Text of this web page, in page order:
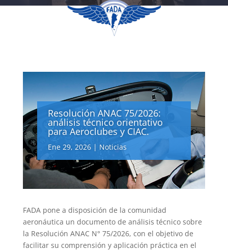
Resolución ANAC 75/2026:
análisis técnico orientativo
para Aeroclubes y CIAC.
Ene 29, 2026 |Noticias
FADA pone a disposición de la comunidad
aeronáutica un documento de análisis técnico sobre
la Resolución ANAC N° 75/2026, con el objetivo de
facilitar su comprensión y aplicación práctica en el